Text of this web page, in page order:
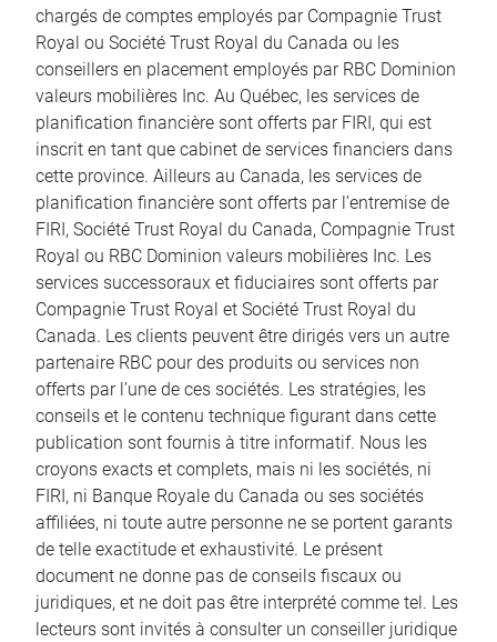
chargés de comptes employés par Compagnie Trust
Royal ou Société Trust Royal du Canada ou les
conseillers en placement employés par RBC Dominion
valeurs mobilières Inc. Au Québec, les services de
planification financière sont offerts par FIRI, qui est
inscrit en tant que cabinet de services financiers dans
cette province. Ailleurs au Canada, les services de
planification financière sont offerts par l’entremise de
FIRI, Société Trust Royal du Canada, Compagnie Trust
Royal ou RBC Dominion valeurs mobilières Inc. Les
services successoraux et fiduciaires sont offerts par
Compagnie Trust Royal et Société Trust Royal du
Canada. Les clients peuvent être dirigés vers un autre
partenaire RBC pour des produits ou services non
offerts par l’une de ces sociétés. Les stratégies, les
conseils et le contenu technique figurant dans cette
publication sont fournis à titre informatif. Nous les
croyons exacts et complets, mais ni les sociétés, ni
FIRI, ni Banque Royale du Canada ou ses sociétés
affiliées, ni toute autre personne ne se portent garants
de telle exactitude et exhaustivité. Le présent
document ne donne pas de conseils fiscaux ou
juridiques, et ne doit pas être interprété comme tel. Les
lecteurs sont invités à consulter un conseiller juridique